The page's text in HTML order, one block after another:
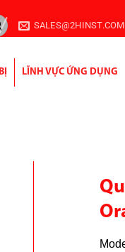
SALES@2HINST.COM
LĨNH VỰC ỨNG DỤNG